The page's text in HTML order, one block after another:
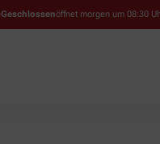
Geschlossenöffnet morgen um 08:30